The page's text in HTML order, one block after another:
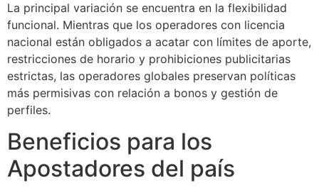
panel
panel
panel
panel
panel
La principal variación se encuentra en la flexibilidad
funcional. Mientras que los operadores con licencia
nacional están obligados a acatar con límites de aporte,
restricciones de horario y prohibiciones publicitarias
estrictas, las operadores globales preservan políticas
más permisivas con relación a bonos y gestión de
perfiles.
Beneficios para los
Apostadores del país